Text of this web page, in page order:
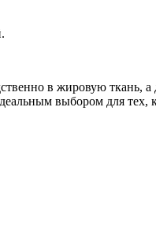
в жировую ткань,
выбором для тех,